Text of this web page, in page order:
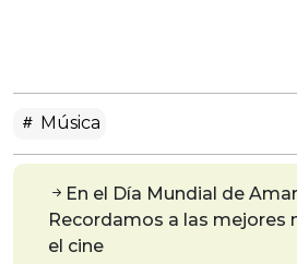
Música
En el Día Mundial de
Recordamos a las mejores
el cine